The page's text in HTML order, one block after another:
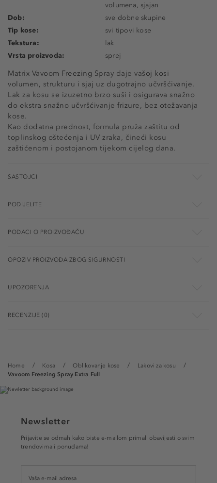
Home Kosa Oblikovanje kose
Lakovi za kosu
Vavoom Freezing Spray Extra Full
Matrix Vavoom Freezing Spray daje vašoj kosi
volumen, strukturu i sjaj uz dugotrajno učvršćivanje.
Lak za kosu se izuzetno brzo suši i osigurava snažno
do ekstra snažno učvršćivanje frizure, bez otežavanja
kose.
Kao dodatna prednost, formula pruža zaštitu od
toplinskog oštećenja i UV zraka, čineći kosu
zaštićenom i postojanom tijekom cijelog dana.
volumena, sjajan
Dob:
sve dobne skupine
Tip kose:
svi tipovi kose
Tekstura:
lak
Vrsta proizvoda:
sprej
SASTOJCI
PODIJELITE
PODACI O PROIZVOĐAČU
OPOZIV PROIZVODA ZBOG SIGURNOSTI
UPOZORENJA
RECENZIJE (0)
Newsletter
Prijavite se odmah kako biste e-mailom primali obavijesti o svim
trendovima i ponudama!